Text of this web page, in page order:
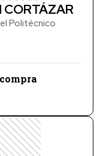
CORTÁZAR
Politécnico